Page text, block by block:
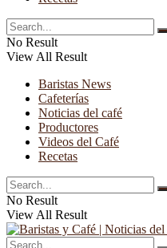
No Result
View All Result
Baristas News
Cafeterías
Noticias del café
Productores
Videos del Café
Recetas
No Result
View All Result